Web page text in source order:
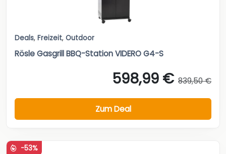
Deals, Freizeit, Outdoor
Rösle Gasgrill BBQ-Station VIDERO G4-S
598,99 € 839,50 €
Zum Deal
-53%